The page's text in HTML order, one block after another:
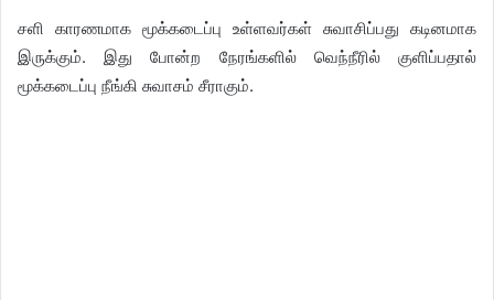
சளி காரணமாக மூக்கடைப்பு உள்ளவர்கள் சுவாசிப்பது கடினமாக
இருக்கும். இது போன்ற நேரங்களில் வெந்நீரில் குளிப்பதால்
மூக்கடைப்பு நீங்கி சுவாசம் சீராகும்.